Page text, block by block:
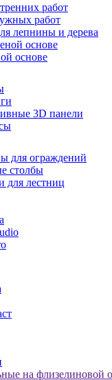
работ
работ
лепнины и дерева
основе
основе
3D панели
для ограждений
столбы
для лестниц
на флизелиновой